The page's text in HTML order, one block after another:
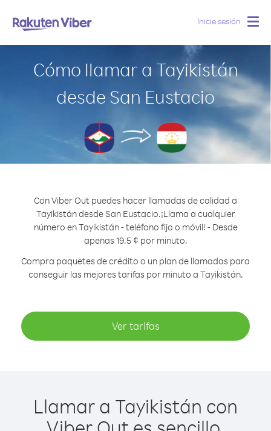
Inicie sesión
Cómo llamar a Tayikistán
desde San Eustacio
Con Viber Out puedes hacer llamadas de calidad a
Tayikistán desde San Eustacio.¡Llama a cualquier
número en Tayikistán - teléfono fijo o móvil! - Desde
apenas 19.5 ¢ por minuto.
Compra paquetes de crédito o un plan de llamadas para
conseguir las mejores tarifas por minuto a Tayikistán.
Ver tarifas
Llamar a Tayikistán con